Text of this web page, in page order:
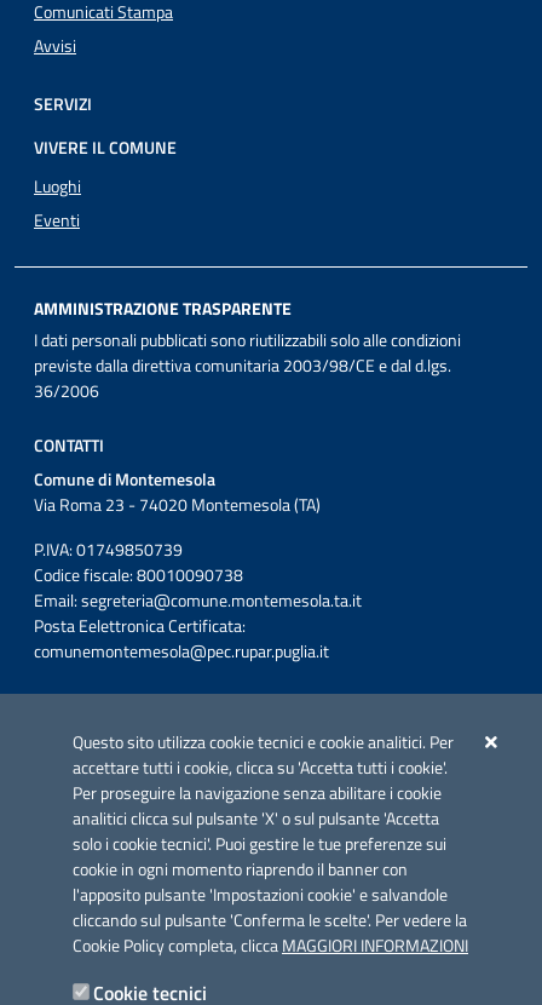
Questo sito utilizza cookie tecnici e cookie analitici. Per
accettare tutti i cookie, clicca su 'Accetta tutti i cookie'.
Per proseguire la navigazione senza abilitare i cookie
analitici clicca sul pulsante 'X' o sul pulsante 'Accetta
solo i cookie tecnici'. Puoi gestire le tue preferenze sui
cookie in ogni momento riaprendo il banner con
l'apposito pulsante 'Impostazioni cookie' e salvandole
cliccando sul pulsante 'Conferma le scelte'. Per vedere la
Cookie Policy completa, cliccaMAGGIORI INFORMAZIONI
Cookie tecnici
Comunicati Stampa
Avvisi
SERVIZI
VIVERE IL COMUNE
Luoghi
Eventi
AMMINISTRAZIONE TRASPARENTE
I dati personali pubblicati sono riutilizzabili solo alle condizioni
previste dalla direttiva comunitaria 2003/98/CE e dal d.lgs.
36/2006
CONTATTI
Comune di Montemesola
Via Roma 23 - 74020 Montemesola (TA)
P.IVA: 01749850739
Codice fiscale: 80010090738
Email:segreteria@comune.montemesola.ta.it
Posta Eelettronica Certificata:
comunemontemesola@pec.rupar.puglia.it
Azione 2.3.
Link utili
Informativa privacy